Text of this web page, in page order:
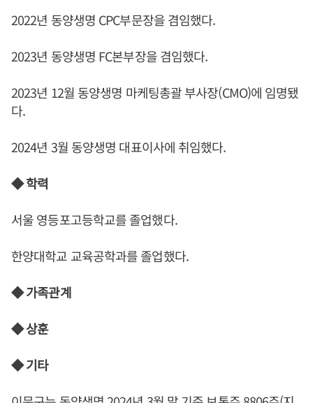
2022년 동양생명 CPC부문장을 겸임했다.
2023년 동양생명 FC본부장을 겸임했다.
2023년 12월 동양생명 마케팅총괄 부사장(CMO)에 임명됐
다.
2024년 3월 동양생명 대표이사에 취임했다.
◆ 학력
서울 영등포고등학교를 졸업했다.
한양대학교 교육공학과를 졸업했다.
◆ 가족관계
◆ 상훈
◆ 기타